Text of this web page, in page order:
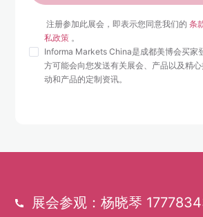
注册参加此展会，即表示您同意我们的 条
私政策 。
Informa Markets China是成都美博会买家
方可能会向您发送有关展会、产品以及精
动和产品的定制资讯。
展会参观：杨晓琴